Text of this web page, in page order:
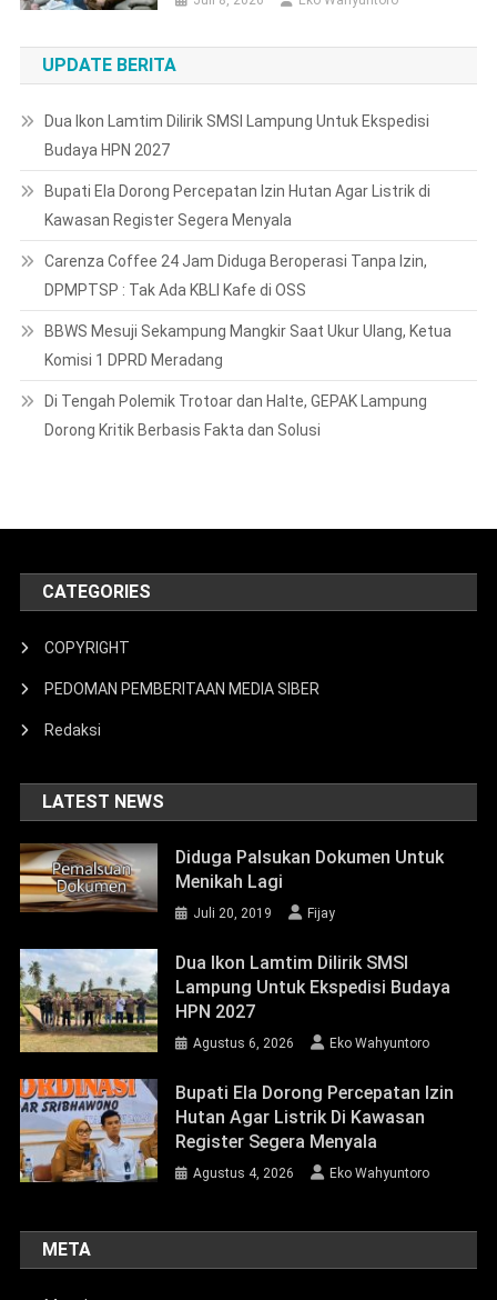
Kawasan Register Segera Menyala
DPMPTSP : Tak Ada KBLI Kafe di OSS
BBWS Mesuji Sekampung Mangkir Saat Ukur Ulang, Ketua
Komisi 1 DPRD Meradang
Di Tengah Polemik Trotoar dan Halte, GEPAK Lampung
Dorong Kritik Berbasis Fakta dan Solusi
CATEGORIES
PEDOMAN PEMBERITAAN MEDIA SIBER
LATEST NEWS
Diduga Palsukan Dokumen Untuk
Lampung Untuk Ekspedisi Budaya
HPN 2027
Agustus 6, 2026
Hutan Agar Listrik Di Kawasan
Register Segera Menyala
Agustus 4, 2026
META
Masuk
Feed entri
WordPress.org